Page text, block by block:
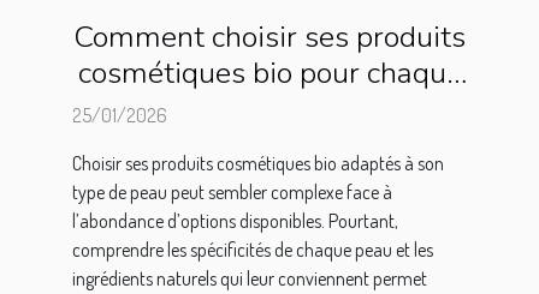
Comment choisir ses produits
cosmétiques bio pour chaque
25/01/2026
Choisir ses produits cosmétiques bio adaptés à son
type de peau peut sembler complexe face à
l’abondance d’options disponibles. Pourtant,
comprendre les spécificités de chaque peau et les
ingrédients naturels qui leur conviennent permet